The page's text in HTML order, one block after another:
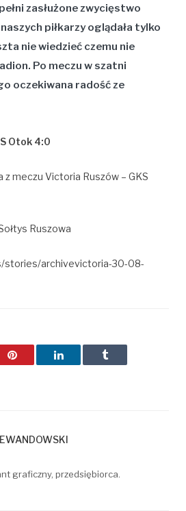
zasłużone zwycięstwo
piłkarzy oglądała tylko
nie wiedzieć czemu nie
Po meczu w szatni
oczekiwana radość ze
Otok 4:0
z meczu Victoria Ruszów – GKS
Ruszowa
stories/archivevictoria-30-08-
PinterestLinkedInTumblr
graficzny, przedsiębiorca.